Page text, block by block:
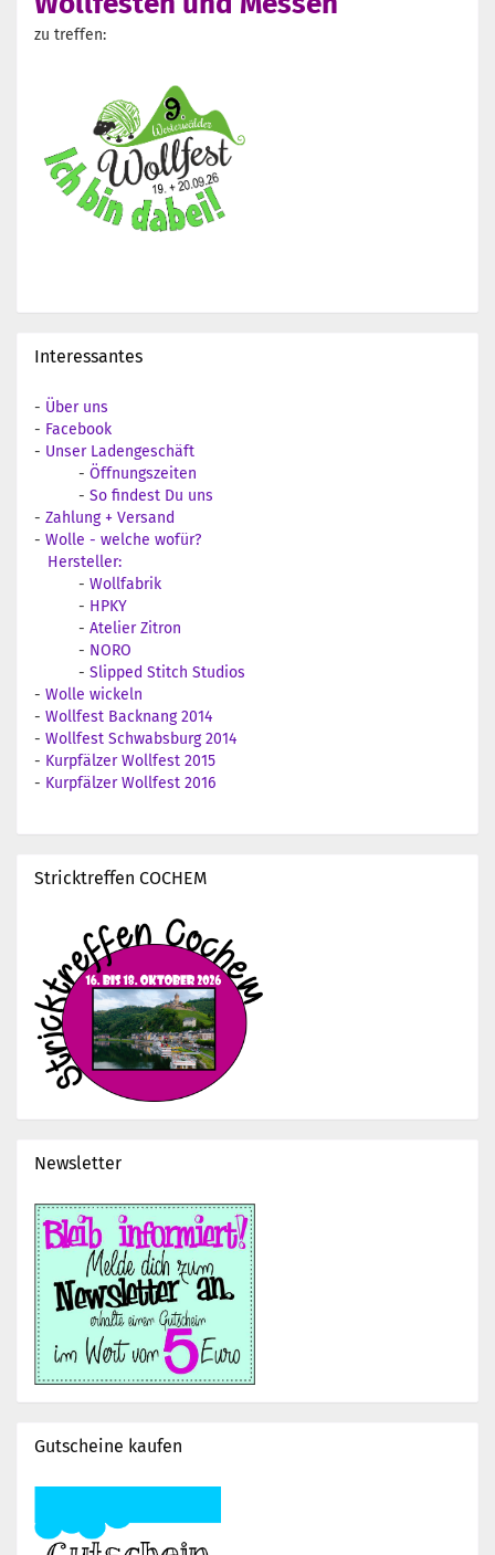
zu treffen:
Interessantes
- Über uns
- Facebook
- Unser Ladengeschäft
- Öffnungszeiten
- So findest Du uns
- Zahlung + Versand
- Wolle - welche wofür?
Hersteller:
- Wollfabrik
- HPKY
- Atelier Zitron
- NORO
- Slipped Stitch Studios
- Wolle wickeln
- Wollfest Backnang 2014
- Wollfest Schwabsburg 2014
- Kurpfälzer Wollfest 2015
- Kurpfälzer Wollfest 2016
Stricktreffen COCHEM
Newsletter
Gutscheine kaufen